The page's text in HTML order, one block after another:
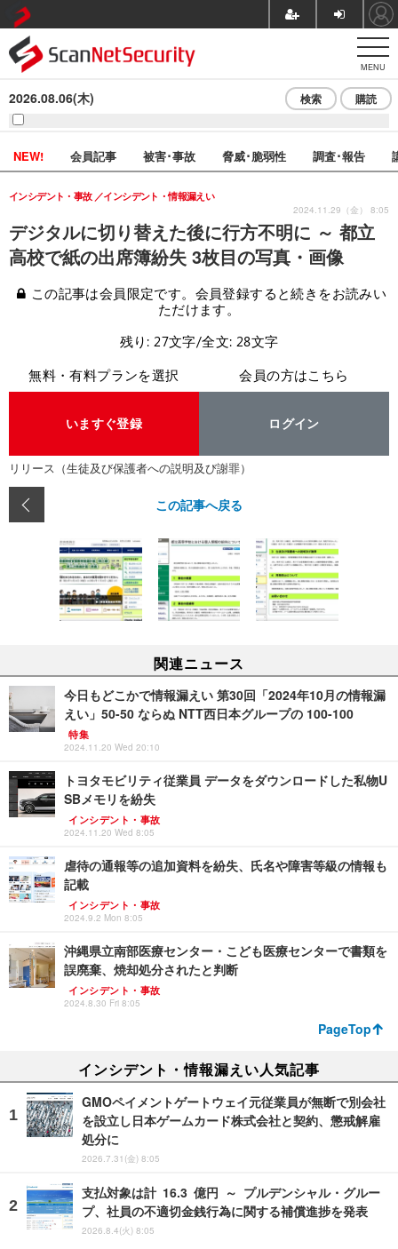
MENU
2026.08.06(木) 検索 購読
NEW! 会員記事 被害･事故 脅威･脆弱性 調査･報告
デジタルに切り替えた後に行方不明に ～ 都立
高校で紙の出席簿紛失 3枚目の写真・画像
インシデント・事故 インシデント・情報漏えい
2024.11.29（金） 8:05
この記事は会員限定です。会員登録すると続きをお読みい
ただけます。
残り: 27文字/全文: 28文字
無料・有料プランを選択
いますぐ登録
会員の方はこちら
ログイン
リリース（生徒及び保護者への説明及び謝罪）
この記事へ戻る
関連ニュース
今日もどこかで情報漏えい 第30回「2024年10月の情報漏
えい」50-50 ならぬ NTT西日本グループの 100-100
特集
2024.11.20 Wed 20:10
トヨタモビリティ従業員 データをダウンロードした私物U
SBメモリを紛失
インシデント・事故
2024.11.20 Wed 8:05
虐待の通報等の追加資料を紛失、氏名や障害等級の情報も
記載
インシデント・事故
2024.9.2 Mon 8:05
沖縄県立南部医療センター・こども医療センターで書類を
誤廃棄、焼却処分されたと判断
インシデント・事故
2024.8.30 Fri 8:05
PageTop
インシデント・情報漏えい人気記事
GMOペイメントゲートウェイ元従業員が無断で別会社
を設立し日本ゲームカード株式会社と契約、懲戒解雇
処分に
2026.7.31(金) 8:05
支払対象は計 16.3 億円 ～ プルデンシャル・グルー
プ、社員の不適切金銭行為に関する補償進捗を発表
2026.8.4(火) 8:05